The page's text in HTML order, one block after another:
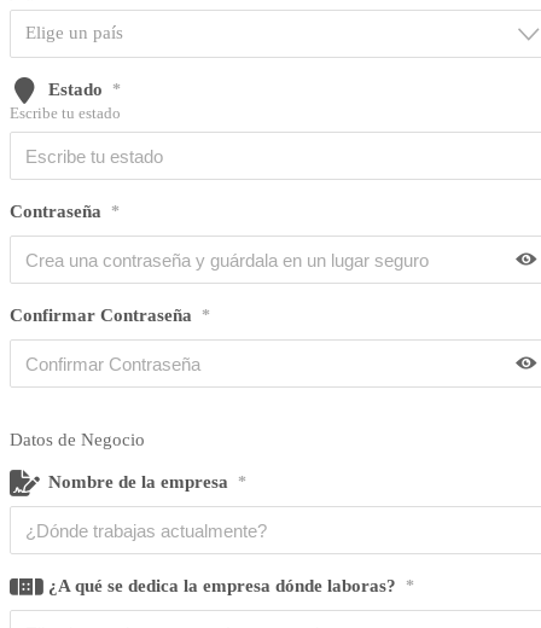
Elige un país
Estado
*
Escribe tu estado
Contraseña *
Confirmar Contraseña *
Datos de Negocio
Nombre de la empresa *
¿A qué se dedica la empresa dónde laboras? *